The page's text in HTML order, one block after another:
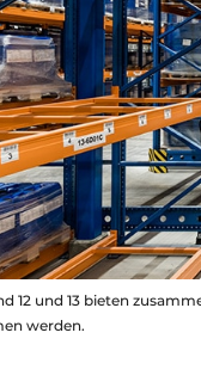
12 und 13 bieten
werden.